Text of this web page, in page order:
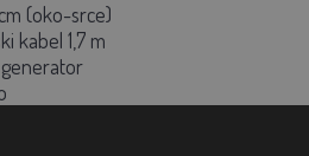
(oko-srce)
kabel 1,7 m